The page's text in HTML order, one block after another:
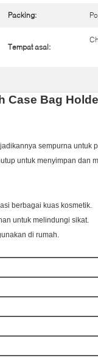
Packing:
Tempat asal:
Bag
sempurna untuk
untuk menyimpan dan
berbagai kuas kosmetik.
untuk melindungi sikat.
di rumah.